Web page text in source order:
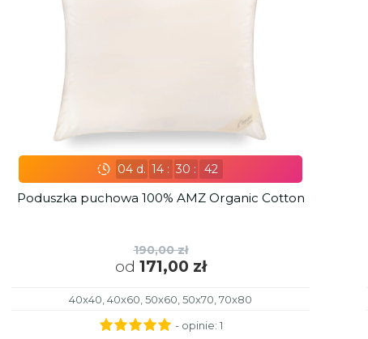
04d. 14 : 30 : 41
Poduszka puchowa 100% AMZ Organic Cotton
190,00 zł
od 171,00 zł
40x40, 40x60, 50x60, 50x70, 70x80
- opinie: 1